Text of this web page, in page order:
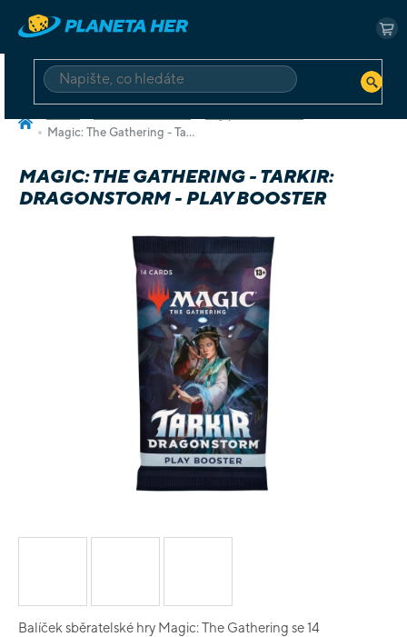
obsah
HLEDAT
Magic: The Gathering - Tarkir: Dragonstorm - Play Booster
MAGIC: THE GATHERING - TARKIR:
DRAGONSTORM - PLAY BOOSTER
Balíček sběratelské hry Magic: The Gathering se 14